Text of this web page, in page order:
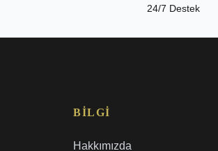
24/7 Destek
BILGI
Hakkımızda